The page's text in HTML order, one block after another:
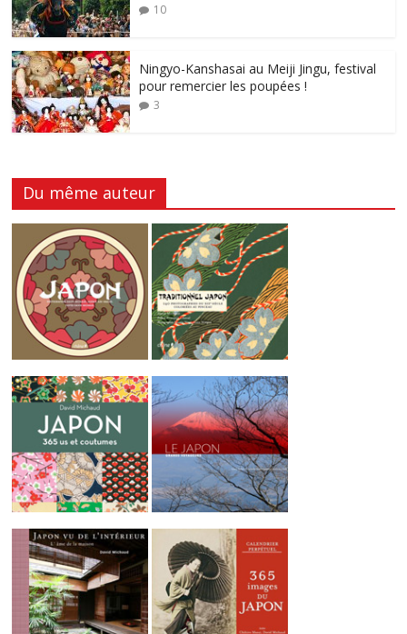
10
Ningyo-Kanshasai au Meiji Jingu, festival
pour remercier les poupées !
3
Du même auteur